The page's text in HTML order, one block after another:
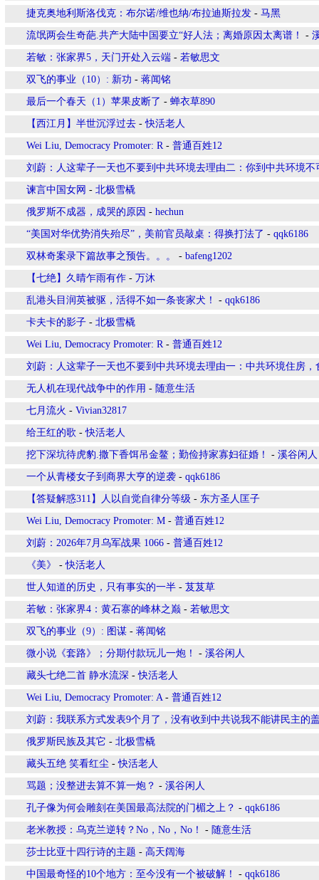
捷克奥地利斯洛伐克：布尔诺/维也纳/布拉迪斯拉发 - 马黑
流氓两会生奇葩.共产大陆中国要立“好人法；离婚原因太离谱！ -
若敏：张家界5，天门开处入云端 - 若敏思文
双飞的事业（10）: 新功 - 蒋闻铭
最后一个春天（1）苹果皮断了 - 蝉衣草890
【西江月】半世沉浮过去 -快活老人
Wei Liu, Democracy Promoter: R- 普通百姓12
刘蔚：人这辈子一天也不要到中共环境去理由二：你到中共环境不
谏言中国女网 - 北极雪橇
俄罗斯不成器，成哭的原因 - hechun
“美国对华优势消失殆尽”，美前官员敲桌：得换打法了 - qqk6186
双林奇案录下篇故事之预告。。。 - bafeng1202
【七绝】久晴乍雨有作 - 万沐
乱港头目润英被驱，活得不如一条丧家犬！ - qqk6186
卡夫卡的影子 - 北极雪橇
Wei Liu, Democracy Promoter: R- 普通百姓12
刘蔚：人这辈子一天也不要到中共环境去理由一：中共环境住房，
无人机在现代战争中的作用 - 随意生活
七月流火 - Vivian32817
给王红的歌 -快活老人
挖下深坑待虎豹.撒下香饵吊金鳌；勤俭持家寡妇征婚！ - 溪谷闲人
一个从青楼女子到商界大亨的逆袭 - qqk6186
【答疑解惑311】人以自觉自律分等级 - 东方圣人匡子
Wei Liu, Democracy Promoter: M - 普通百姓12
刘蔚：2026年7月乌军战果 1066 - 普通百姓12
《美》 -快活老人
世人知道的历史，只有事实的一半 - 芨芨草
若敏：张家界4：黄石寨的峰林之巅 - 若敏思文
双飞的事业（9）: 图谋 - 蒋闻铭
微小说《套路》；分期付款玩儿一炮！ - 溪谷闲人
藏头七绝二首 静水流深 -快活老人
Wei Liu, Democracy Promoter: A- 普通百姓12
刘蔚：我联系方式发表9个月了，没有收到中共说我不能讲民主的
俄罗斯民族及其它 - 北极雪橇
藏头五绝 笑看红尘 -快活老人
骂题；没整进去算不算一炮？ - 溪谷闲人
孔子像为何会雕刻在美国最高法院的门楣之上？ - qqk6186
老米教授：乌克兰逆转？No，No，No！ - 随意生活
莎士比亚十四行诗的主题 - 高天阔海
中国最奇怪的10个地方：至今没有一个被破解！ - qqk6186